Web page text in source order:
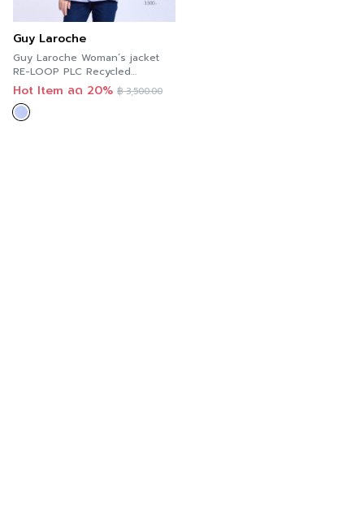
Guy Laroche
Guy Laroche Woman’s jacket
RE-LOOP PLC Recycled
Oversized jacket | สูททำงาน แขน
ยาว โอเวอร์ไซส์ สีฟ้า G9XZBU
Hot Item ลด 20% ฿3,500.00